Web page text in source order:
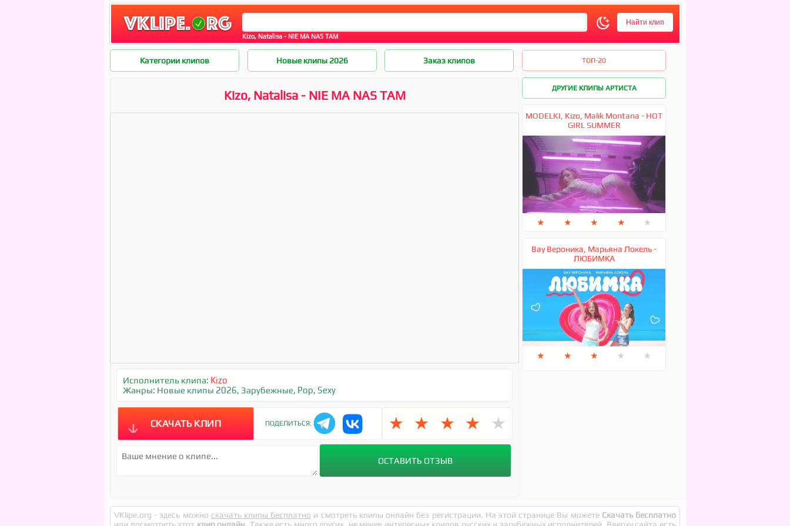
Kizo, Natalisa - NIE MA NAS TAM
Категории клипов Новые клипы 2026 Заказ клипов ТОП-20
Kizo, Natalisa - NIE MA NAS TAM
Исполнитель клипа: Kizo
Жанры: Новые клипы 2026, Зарубежные, Pop, Sexy
СКАЧАТЬ КЛИП ПОДЕЛИТЬСЯ: ★ ★ ★ ★ ★
ДРУГИЕ КЛИПЫ АРТИСТА
MODELKI, Kizo, Malik Montana - HOT
GIRL SUMMER
★ ★ ★ ★ ★
Вау Вероника, Марьяна Локель -
ЛЮБИМКА
★ ★ ★ ★ ★
VKlipe.org - здесь можно скачать клипы бесплатно и смотреть клипы онлайн без регистрации. На этой странице Вы можете Скачать бесплатно